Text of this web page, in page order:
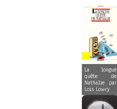
La longue
quête de
Nathalie par
Lois Lowry